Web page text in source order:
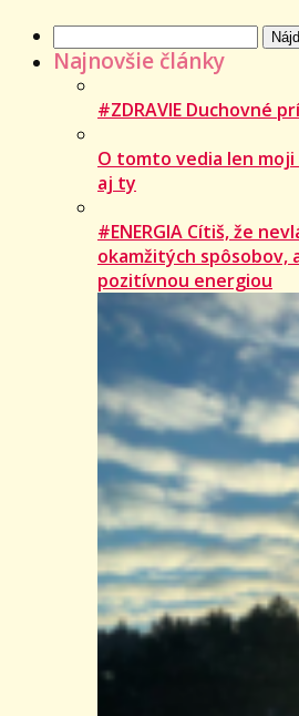
Hľadať:
Najnovšie články
#ZDRAVIE Duchovné
O tomto vedia len moji
aj ty
#ENERGIA Cítiš, že
okamžitých spôsobov,
pozitívnou energiou